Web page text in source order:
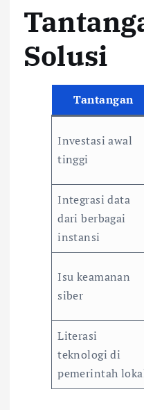
Solusi
Tantangan
Investasi awal
tinggi
Integrasi data
dari berbagai
instansi
Isu keamanan
siber
Literasi
teknologi di
pemerintah